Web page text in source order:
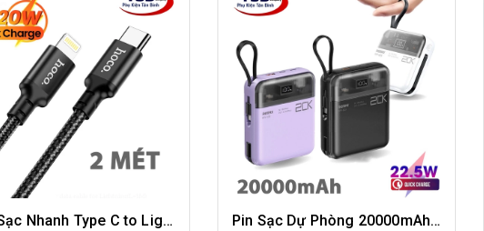
Cáp Sạc Nhanh Type C to Lightning PD 20W Hoco X14 Dài 2 Mét
Pin Sạc Dự Phòng 20000mAh Remax RPP-603 Sạc Nhanh 22.5W Đa Năng